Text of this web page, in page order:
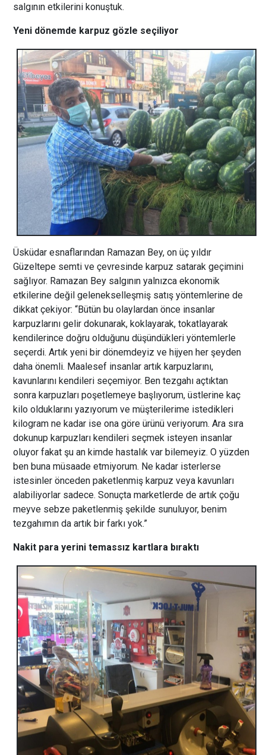
salgının etkilerini konuştuk.
Yeni dönemde karpuz gözle seçiliyor
Üsküdar esnaflarından Ramazan Bey, on üç yıldır
Güzeltepe semti ve çevresinde karpuz satarak geçimini
sağlıyor. Ramazan Bey salgının yalnızca ekonomik
etkilerine değil gelenekselleşmiş satış yöntemlerine de
dikkat çekiyor: “Bütün bu olaylardan önce insanlar
karpuzlarını gelir dokunarak, koklayarak, tokatlayarak
kendilerince doğru olduğunu düşündükleri yöntemlerle
seçerdi. Artık yeni bir dönemdeyiz ve hijyen her şeyden
daha önemli. Maalesef insanlar artık karpuzlarını,
kavunlarını kendileri seçemiyor. Ben tezgahı açtıktan
sonra karpuzları poşetlemeye başlıyorum, üstlerine kaç
kilo olduklarını yazıyorum ve müşterilerime istedikleri
kilogram ne kadar ise ona göre ürünü veriyorum. Ara sıra
dokunup karpuzları kendileri seçmek isteyen insanlar
oluyor fakat şu an kimde hastalık var bilemeyiz. O yüzden
ben buna müsaade etmiyorum. Ne kadar isterlerse
istesinler önceden paketlenmiş karpuz veya kavunları
alabiliyorlar sadece. Sonuçta marketlerde de artık çoğu
meyve sebze paketlenmiş şekilde sunuluyor, benim
tezgahımın da artık bir farkı yok.”
Nakit para yerini temassız kartlara bıraktı